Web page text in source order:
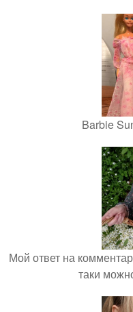
Barbie
Мой ответ на
таки